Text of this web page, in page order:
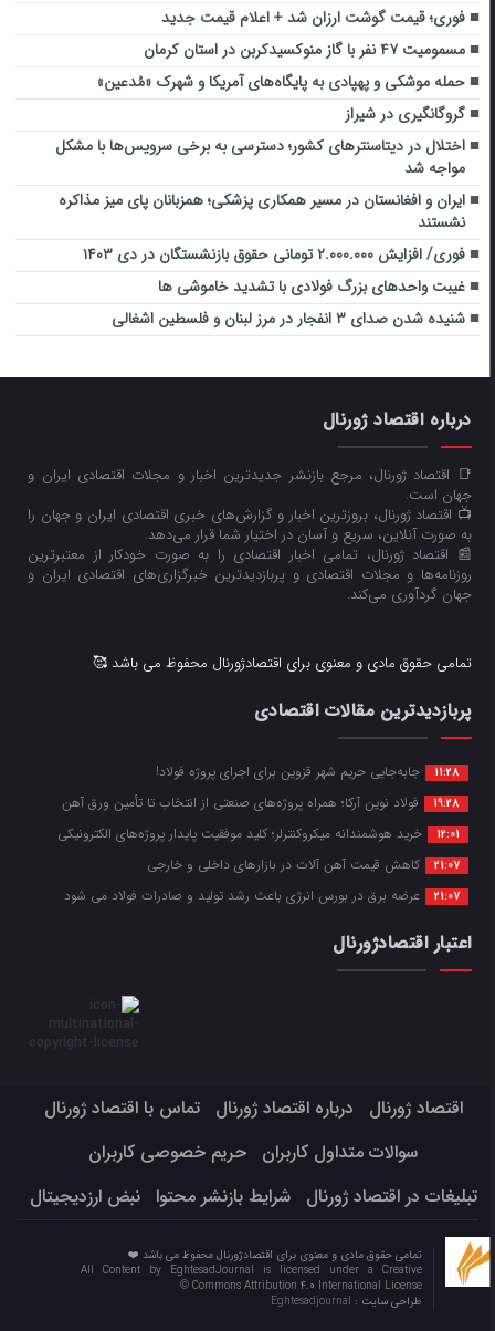
فوری؛ قیمت گوشت ارزان شد + اعلام قیمت جدید
مسمومیت ۴۷ نفر با گاز منوکسیدکربن در استان کرمان
حمله موشکی و پهپادی به پایگاه‌های آمریکا و شهرک «مُدعین»
گروگانگیری در شیراز
اختلال در دیتاسنترهای کشور؛ دسترسی به برخی سرویس‌ها با مشکل
مواجه شد
ایران و افغانستان در مسیر همکاری پزشکی؛ همزبانان پای میز مذاکره
نشستند
فوری/ افزایش ۲.۰۰۰.۰۰۰ تومانی حقوق بازنشستگان در دی ۱۴۰۳
غیبت واحدهای بزرگ فولادی با تشدید خاموشی‌ ها
شنیده شدن صدای ۳ انفجار در مرز لبنان و فلسطین اشغالی
درباره اقتصاد ژورنال
📑 اقتصاد ژورنال، مرجع بازنشر جدیدترین اخبار و مجلات اقتصادی ایران و
جهان است.
📺 اقتصاد ژورنال، بروزترین اخبار و گزارش‌های خبری اقتصادی ایران و جهان را
به صورت آنلاین، سریع و آسان در اختیار شما قرار می‌‌دهد.
📰 اقتصاد ژورنال، تمامی اخبار اقتصادی را به صورت خودکار از معتبرترین
روزنامه‌ها و مجلات اقتصادی و پربازدیدترین خبرگزاری‌های اقتصادی ایران و
جهان گردآوری می‌کند.
تمامی حقوق مادی و معنوی برای اقتصادژورنال محفوظ می باشد 🥰
پربازدیدترین مقالات اقتصادی
11:28 جابه‌جایی حریم شهر قزوین برای اجرای پروژه فولاد!
19:28 فولاد نوین آرکا؛ همراه پروژه‌های صنعتی از انتخاب تا تأمین ورق آهن
12:01 خرید هوشمندانه میکروکنترلر؛ کلید موفقیت پایدار پروژه‌های الکترونیکی
21:07 کاهش قیمت آهن آلات در بازارهای داخلی و خارجی
21:07 عرضه برق در بورس انرژی باعث رشد تولید و صادرات فولاد می شود
اعتبار اقتصادژورنال
اقتصاد ژورنال درباره اقتصاد ژورنال
تماس با اقتصاد ژورنال
سوالات متداول کاربران
حریم خصوصی کاربران
تبلیغات در اقتصاد ژورنال
شرایط بازنشر محتوا نبض ارزدیجیتال
تمامی حقوق مادی و معنوی برای اقتصادژورنال محفوظ می باشد ❤️
All Content by EghtesadJournal is licensed under a Creative
Commons Attribution 4.0 International License ©️
طراحی سایت :